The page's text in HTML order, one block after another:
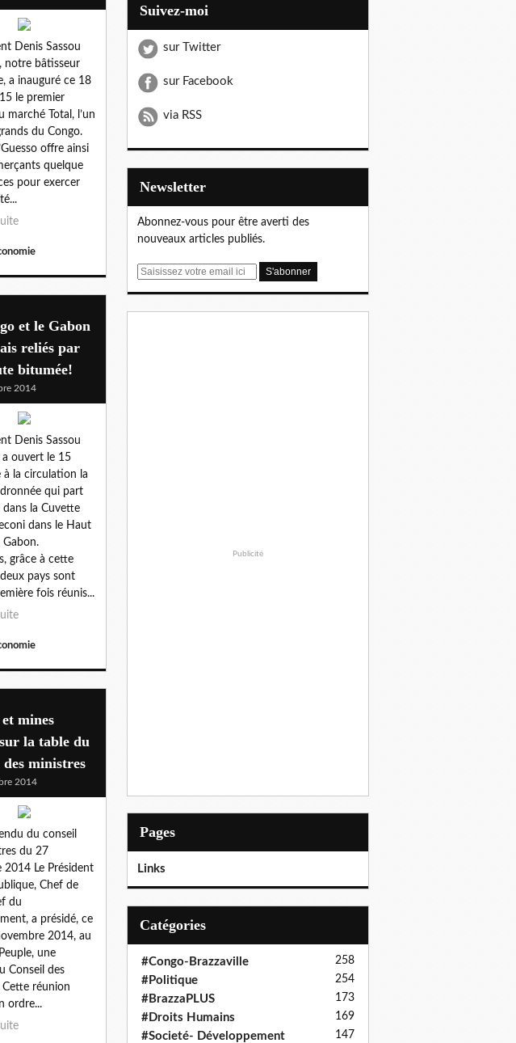
Denis Sassou
notre bâtisseur
a inauguré ce 18
le premier
marché Total, l’un
du Congo.
offre ainsi
quelque
pour exercer
et le Gabon
reliés par
bitumée!
2014
Denis Sassou
a ouvert le 15
à la circulation la
qui part
la Cuvette
dans le Haut
Gabon.
grâce à cette
pays sont
fois réunis...
mines
la table du
des ministres
2014
du conseil
du 27
2014 Le Président
Chef de
du
a présidé, ce
2014, au
une
Conseil des
Cette réunion
ordre...
Suivez-moi
sur Twitter
sur Facebook
via RSS
Newsletter
Abonnez-vous pour être averti des
nouveaux articles publiés.
E
Publicité
Pages
Links
Catégories
#Congo-Brazzaville 258
#Politique 254
#BrazzaPLUS 173
#Droits Humains 169
#Societé- Développement 147